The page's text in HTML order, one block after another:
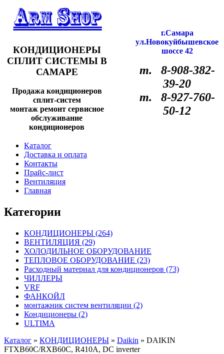
КОНДИЦИОНЕРЫ
СПЛИТ СИСТЕМЫ В
САМАРЕ
Продажа кондиционеров
сплит-систем
монтаж ремонт сервисное
обслуживание
кондиционеров
г.Самара
ул.Новокуйбышевское
шоссе 42
т. 8-908-382-
39-20
т. 8-927-760-
50-12
Каталог
Доставка и оплата
Контакты
Прайс-лист
Вентиляция
Главная
Категории
КОНДИЦИОНЕРЫ (264)
ВЕНТИЛЯЦИЯ (29)
ХОЛОДИЛЬНОЕ ОБОРУДОВАНИЕ
ТЕПЛОВОЕ ОБОРУДОВАНИЕ (23)
Расходный материал для кондиционеров (73)
ЧИЛЛЕРЫ
VRF
ФАНКОЙЛ
монтажник систем вентиляции (2)
Кондиционеры (2)
ULTIMA
Каталог » КОНДИЦИОНЕРЫ » Daikin » DAIKIN
FTXB60C/RXB60C, R410A, DC inverter